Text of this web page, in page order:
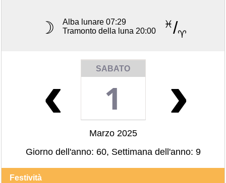
☽
Alba lunare 07:29
Tramonto della luna 20:00
♓/♈
‹ SABATO
1 ›
Marzo 2025
Giorno dell'anno: 60, Settimana dell'anno: 9
Festività